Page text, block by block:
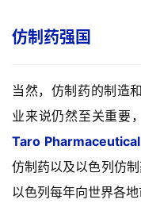
仿制药强国
当然，仿制药的制造
业来说仍然至关重要
Taro
仿制药以及以色列仿
以色列每年向世界各地